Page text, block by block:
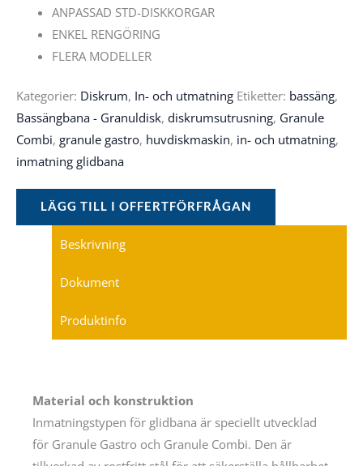
ANPASSAD STD-DISKKORGAR
ENKEL RENGÖRING
FLERA MODELLER
Kategorier: Diskrum, In- och utmatning Etiketter: bassäng,
Bassängbana - Granuldisk, diskrumsutrusning, Granule
Combi, granule gastro, huvdiskmaskin, in- och utmatning,
inmatning glidbana
LÄGG TILL I OFFERTFÖRFRÅGAN
Beskrivning
Dokument
Produktinfo
Material och konstruktion
Inmatningstypen för glidbana är speciellt utvecklad
för Granule Gastro och Granule Combi. Den är